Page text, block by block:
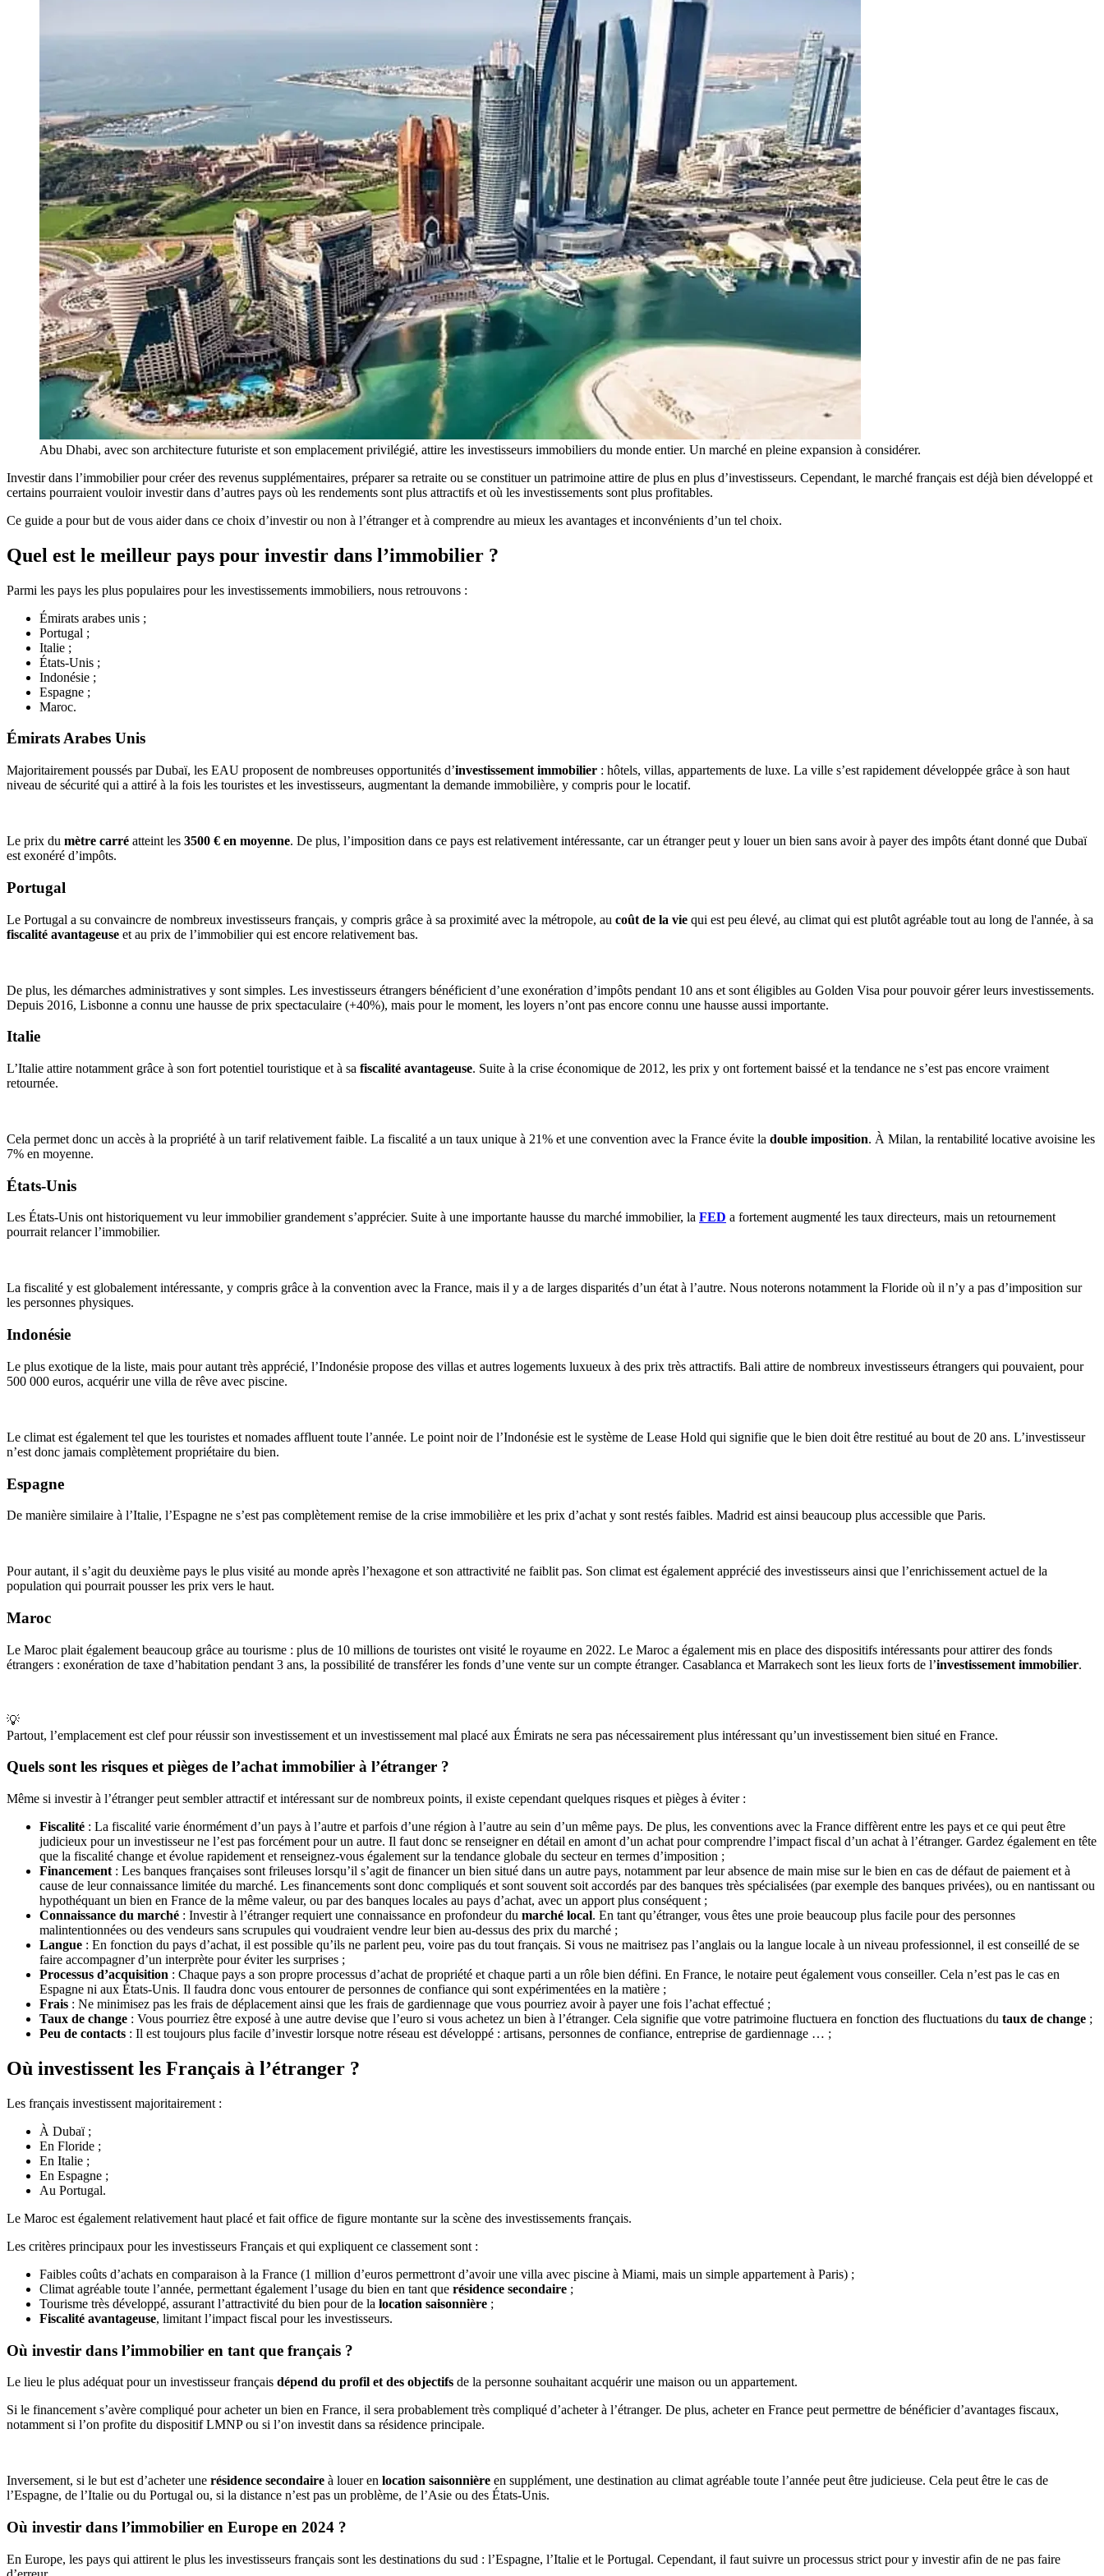
Abu Dhabi, avec son architecture futuriste et son emplacement privilégié, attire les investisseurs immobiliers du monde entier. Un marché en pleine expansion à considérer.
Investir dans l’immobilier pour créer des revenus supplémentaires, préparer sa retraite ou se constituer un patrimoine attire de plus en plus d’investisseurs. Cependant, le marché français est déjà bien développé et
certains pourraient vouloir investir dans d’autres pays où les rendements sont plus attractifs et où les investissements sont plus profitables.
Ce guide a pour but de vous aider dans ce choix d’investir ou non à l’étranger et à comprendre au mieux les avantages et inconvénients d’un tel choix.
Quel est le meilleur pays pour investir dans l’immobilier ?
Parmi les pays les plus populaires pour les investissements immobiliers, nous retrouvons :
Émirats arabes unis ;
Portugal ;
Italie ;
États-Unis ;
Indonésie ;
Espagne ;
Maroc.
Émirats Arabes Unis
Majoritairement poussés par Dubaï, les EAU proposent de nombreuses opportunités d’investissement immobilier : hôtels, villas, appartements de luxe. La ville s’est rapidement développée grâce à son haut
niveau de sécurité qui a attiré à la fois les touristes et les investisseurs, augmentant la demande immobilière, y compris pour le locatif.
Le prix du mètre carré atteint les 3500 € en moyenne. De plus, l’imposition dans ce pays est relativement intéressante, car un étranger peut y louer un bien sans avoir à payer des impôts étant donné que Dubaï
est exonéré d’impôts.
Portugal
Le Portugal a su convaincre de nombreux investisseurs français, y compris grâce à sa proximité avec la métropole, au coût de la vie qui est peu élevé, au climat qui est plutôt agréable tout au long de l'année, à sa
fiscalité avantageuse et au prix de l’immobilier qui est encore relativement bas.
De plus, les démarches administratives y sont simples. Les investisseurs étrangers bénéficient d’une exonération d’impôts pendant 10 ans et sont éligibles au Golden Visa pour pouvoir gérer leurs investissements.
Depuis 2016, Lisbonne a connu une hausse de prix spectaculaire (+40%), mais pour le moment, les loyers n’ont pas encore connu une hausse aussi importante.
Italie
L’Italie attire notamment grâce à son fort potentiel touristique et à sa fiscalité avantageuse. Suite à la crise économique de 2012, les prix y ont fortement baissé et la tendance ne s’est pas encore vraiment
retournée.
Cela permet donc un accès à la propriété à un tarif relativement faible. La fiscalité a un taux unique à 21% et une convention avec la France évite la double imposition. À Milan, la rentabilité locative avoisine les
7% en moyenne.
États-Unis
Les États-Unis ont historiquement vu leur immobilier grandement s’apprécier. Suite à une importante hausse du marché immobilier, la FED a fortement augmenté les taux directeurs, mais un retournement
pourrait relancer l’immobilier.
La fiscalité y est globalement intéressante, y compris grâce à la convention avec la France, mais il y a de larges disparités d’un état à l’autre. Nous noterons notamment la Floride où il n’y a pas d’imposition sur
les personnes physiques.
Indonésie
Le plus exotique de la liste, mais pour autant très apprécié, l’Indonésie propose des villas et autres logements luxueux à des prix très attractifs. Bali attire de nombreux investisseurs étrangers qui pouvaient, pour
500 000 euros, acquérir une villa de rêve avec piscine.
Le climat est également tel que les touristes et nomades affluent toute l’année. Le point noir de l’Indonésie est le système de Lease Hold qui signifie que le bien doit être restitué au bout de 20 ans. L’investisseur
n’est donc jamais complètement propriétaire du bien.
Espagne
De manière similaire à l’Italie, l’Espagne ne s’est pas complètement remise de la crise immobilière et les prix d’achat y sont restés faibles. Madrid est ainsi beaucoup plus accessible que Paris.
Pour autant, il s’agit du deuxième pays le plus visité au monde après l’hexagone et son attractivité ne faiblit pas. Son climat est également apprécié des investisseurs ainsi que l’enrichissement actuel de la
population qui pourrait pousser les prix vers le haut.
Maroc
Le Maroc plait également beaucoup grâce au tourisme : plus de 10 millions de touristes ont visité le royaume en 2022. Le Maroc a également mis en place des dispositifs intéressants pour attirer des fonds
étrangers : exonération de taxe d’habitation pendant 3 ans, la possibilité de transférer les fonds d’une vente sur un compte étranger. Casablanca et Marrakech sont les lieux forts de l’investissement immobilier.
💡
Partout, l’emplacement est clef pour réussir son investissement et un investissement mal placé aux Émirats ne sera pas nécessairement plus intéressant qu’un investissement bien situé en France.
Quels sont les risques et pièges de l’achat immobilier à l’étranger ?
Même si investir à l’étranger peut sembler attractif et intéressant sur de nombreux points, il existe cependant quelques risques et pièges à éviter :
Fiscalité : La fiscalité varie énormément d’un pays à l’autre et parfois d’une région à l’autre au sein d’un même pays. De plus, les conventions avec la France diffèrent entre les pays et ce qui peut être
judicieux pour un investisseur ne l’est pas forcément pour un autre. Il faut donc se renseigner en détail en amont d’un achat pour comprendre l’impact fiscal d’un achat à l’étranger. Gardez également en tête
que la fiscalité change et évolue rapidement et renseignez-vous également sur la tendance globale du secteur en termes d’imposition ;
Financement : Les banques françaises sont frileuses lorsqu’il s’agit de financer un bien situé dans un autre pays, notamment par leur absence de main mise sur le bien en cas de défaut de paiement et à
cause de leur connaissance limitée du marché. Les financements sont donc compliqués et sont souvent soit accordés par des banques très spécialisées (par exemple des banques privées), ou en nantissant ou
hypothéquant un bien en France de la même valeur, ou par des banques locales au pays d’achat, avec un apport plus conséquent ;
Connaissance du marché : Investir à l’étranger requiert une connaissance en profondeur du marché local. En tant qu’étranger, vous êtes une proie beaucoup plus facile pour des personnes
malintentionnées ou des vendeurs sans scrupules qui voudraient vendre leur bien au-dessus des prix du marché ;
Langue : En fonction du pays d’achat, il est possible qu’ils ne parlent peu, voire pas du tout français. Si vous ne maitrisez pas l’anglais ou la langue locale à un niveau professionnel, il est conseillé de se
faire accompagner d’un interprète pour éviter les surprises ;
Processus d’acquisition : Chaque pays a son propre processus d’achat de propriété et chaque parti a un rôle bien défini. En France, le notaire peut également vous conseiller. Cela n’est pas le cas en
Espagne ni aux États-Unis. Il faudra donc vous entourer de personnes de confiance qui sont expérimentées en la matière ;
Frais : Ne minimisez pas les frais de déplacement ainsi que les frais de gardiennage que vous pourriez avoir à payer une fois l’achat effectué ;
Taux de change : Vous pourriez être exposé à une autre devise que l’euro si vous achetez un bien à l’étranger. Cela signifie que votre patrimoine fluctuera en fonction des fluctuations du taux de change ;
Peu de contacts : Il est toujours plus facile d’investir lorsque notre réseau est développé : artisans, personnes de confiance, entreprise de gardiennage … ;
Où investissent les Français à l’étranger ?
Les français investissent majoritairement :
À Dubaï ;
En Floride ;
En Italie ;
En Espagne ;
Au Portugal.
Le Maroc est également relativement haut placé et fait office de figure montante sur la scène des investissements français.
Les critères principaux pour les investisseurs Français et qui expliquent ce classement sont :
Faibles coûts d’achats en comparaison à la France (1 million d’euros permettront d’avoir une villa avec piscine à Miami, mais un simple appartement à Paris) ;
Climat agréable toute l’année, permettant également l’usage du bien en tant que résidence secondaire ;
Tourisme très développé, assurant l’attractivité du bien pour de la location saisonnière ;
Fiscalité avantageuse, limitant l’impact fiscal pour les investisseurs.
Où investir dans l’immobilier en tant que français ?
Le lieu le plus adéquat pour un investisseur français dépend du profil et des objectifs de la personne souhaitant acquérir une maison ou un appartement.
Si le financement s’avère compliqué pour acheter un bien en France, il sera probablement très compliqué d’acheter à l’étranger. De plus, acheter en France peut permettre de bénéficier d’avantages fiscaux,
notamment si l’on profite du dispositif LMNP ou si l’on investit dans sa résidence principale.
Inversement, si le but est d’acheter une résidence secondaire à louer en location saisonnière en supplément, une destination au climat agréable toute l’année peut être judicieuse. Cela peut être le cas de
l’Espagne, de l’Italie ou du Portugal ou, si la distance n’est pas un problème, de l’Asie ou des États-Unis.
Où investir dans l’immobilier en Europe en 2024 ?
En Europe, les pays qui attirent le plus les investisseurs français sont les destinations du sud : l’Espagne, l’Italie et le Portugal. Cependant, il faut suivre un processus strict pour y investir afin de ne pas faire